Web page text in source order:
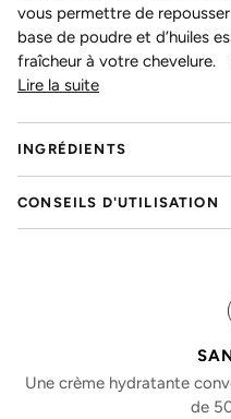
vous permettre de
base de poudre et d’huiles
fraîcheur à votre
Lire la suite
INGRÉDIENTS
CONSEILS D'UTILISATION
Une crème hydratante
de